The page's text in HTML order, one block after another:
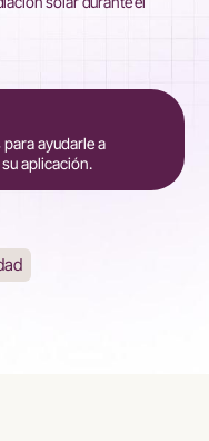
ayudarle a
aplicación.